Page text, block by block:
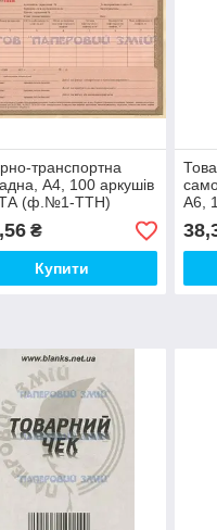
транспортна
А4, 100 аркушів
(ф.№1-ТТН)
₴
Купити
А6,